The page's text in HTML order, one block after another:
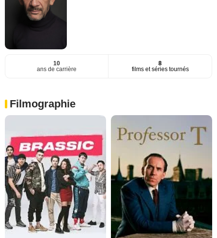
10
ans de carrière
8
films et séries tournés
Filmographie